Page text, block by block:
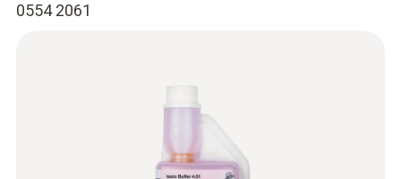
0554 2061